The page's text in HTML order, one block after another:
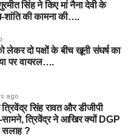
सिंह ने किए मां नैना देवी के
शांति की कामना की….
दो पक्षों के बीच खूनी संघर्ष का
पर वायरल….
ago
त्रिवेंद्र सिंह रावत और डीजीपी
त्रिवेंद्र ने आखिर क्यों DGP
सलाह ?